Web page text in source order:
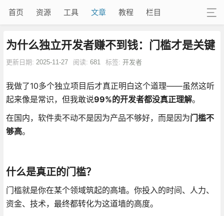
首页 资源 工具 文章 教程 栏目
为什么独立开发者赚不到钱：门槛才是关键
更新日期: 2025-11-27 阅读: 681 标签: 开发者
我做了10多个独立项目后才真正明白这个道理——虽然这听
起来像是常识，但我敢说99%的开发者都没真正理解。
在国内，软件卖不动不是因为产品不够好，而是因为门槛不
够高。
什么是真正的门槛？
门槛就是你在某个领域筑起的高墙。你投入的时间、人力、
资金、技术，最终都转化为这道墙的高度。